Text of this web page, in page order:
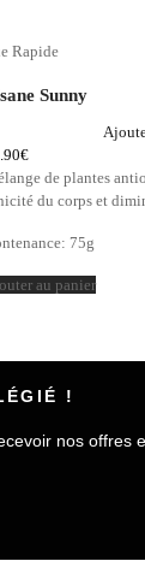
Rapide
Sunny
€
de plantes
du corps et
75g
au panier
!
nos offres